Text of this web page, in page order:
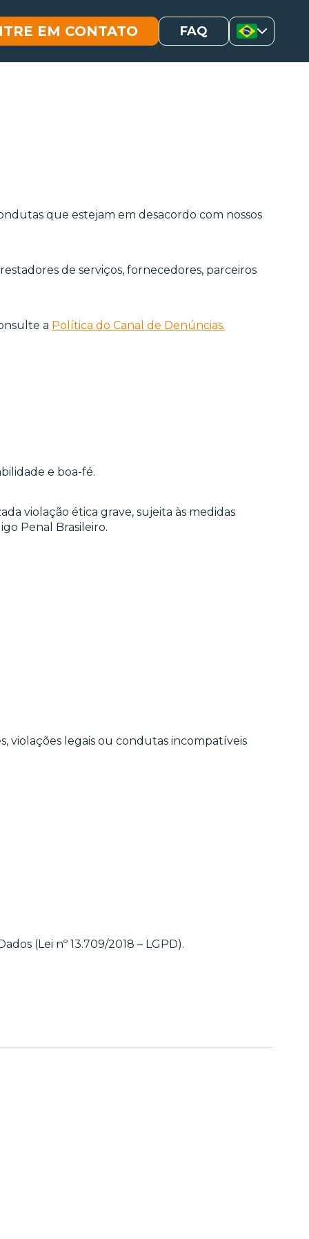
EM CONTATO FAQ
que estejam em desacordo com nossos
de serviços, fornecedores, parceiros
a Política do Canal de Denúncias.
e boa-fé.
violação ética grave, sujeita às medidas
Penal Brasileiro.
violações legais ou condutas incompatíveis
(Lei nº 13.709/2018 – LGPD).